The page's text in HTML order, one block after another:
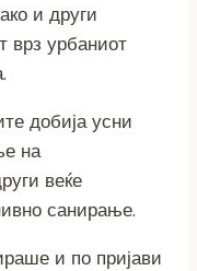
и други
врз урбаниот
добија усни
на
веќе
санирање.
и по пријави